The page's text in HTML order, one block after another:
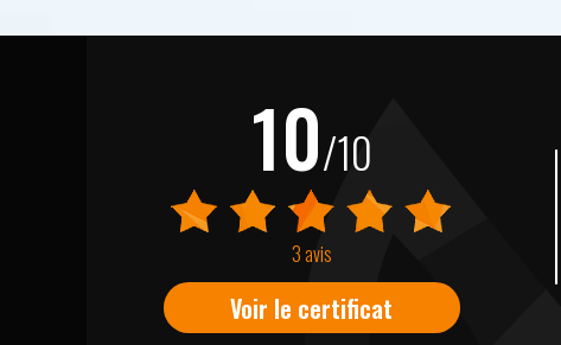
10/10
3 avis
Voir le certificat